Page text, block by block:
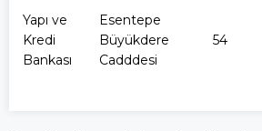
Yapı ve
Kredi
Bankası
Esentepe
Büyükdere
Cadddesi
54